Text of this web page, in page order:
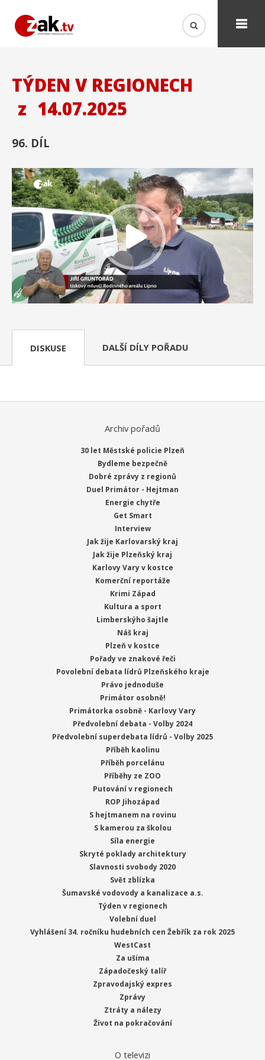
TÝDEN V REGIONECH
z 14.07.2025
96. DÍL
DISKUSE DALŠÍ DÍLY POŘADU
Archiv pořadů
30 let Městské policie Plzeň
Bydleme bezpečně
Dobré zprávy z regionů
Duel Primátor - Hejtman
Energie chytře
Get Smart
Interview
Jak žije Karlovarský kraj
Jak žije Plzeňský kraj
Karlovy Vary v kostce
Komerční reportáže
Krimi Západ
Kultura a sport
Limberskýho šajtle
Náš kraj
Plzeň v kostce
Pořady ve znakové řeči
Povolební debata lídrů Plzeňského kraje
Právo jednoduše
Primátor osobně!
Primátorka osobně - Karlovy Vary
Předvolební debata - Volby 2024
Předvolební superdebata lídrů - Volby 2025
Příběh kaolinu
Příběh porcelánu
Příběhy ze ZOO
Putování v regionech
ROP Jihozápad
S hejtmanem na rovinu
S kamerou za školou
Síla energie
Skryté poklady architektury
Slavnosti svobody 2020
Svět zblízka
Šumavské vodovody a kanalizace a.s.
Týden v regionech
Volební duel
Vyhlášení 34. ročníku hudebních cen Žebřík za rok 2025
WestCast
Za ušima
Západočeský talíř
Zpravodajský expres
Zprávy
Ztráty a nálezy
Život na pokračování
O televizi